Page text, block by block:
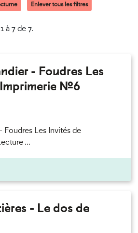
Enlever tous les filtres
à 7 de 7.
- Foudres Les
n°6
Foudres Les Invités de
...
- Le dos de